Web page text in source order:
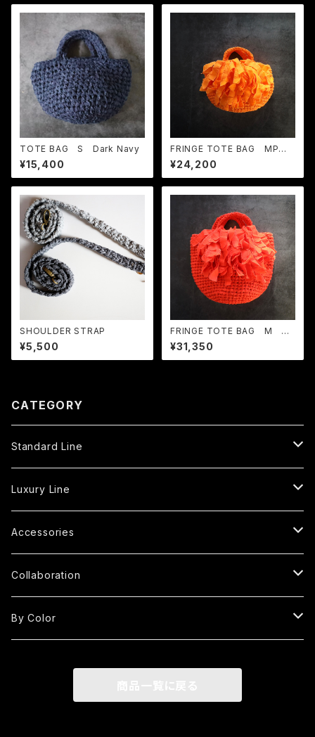
TOTE BAG S Dark Navy
¥15,400
FRINGE TOTE BAG MP O
range
¥24,200
SHOULDER STRAP
¥5,500
FRINGE TOTE BAG M Sc
arlet
¥31,350
CATEGORY
Standard Line
Tote Bag
S
MP
Shoulder Bag
S
M
Square Bag
S
Round Bag
Oval Fringe Bag
Luxury Line
Fringe Tote Bag
S
MP
Fringe Shoulder Bag
S
Round Fringe Bag
Accessories
Handle Cover
Strap
Collaboration
kimono yarn
By Color